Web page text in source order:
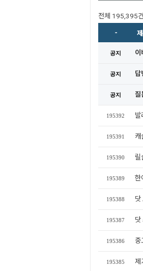
전체 195,395건
-
공지 이
공지 답
공지 질
195392 발
195391 캐
195390 릴
195389 한
195388 닷
195387 닷
195386 중
195385 제